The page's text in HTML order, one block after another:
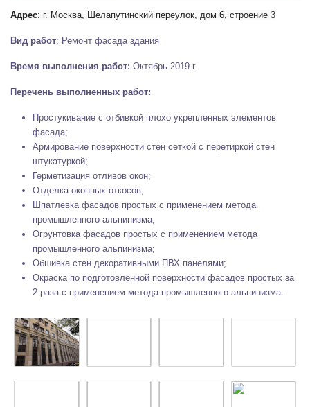
Адрес: г. Москва, Шелапутинский переулок, дом 6, строение 3
Вид работ: Ремонт фасада здания
Время выполнения работ: Октябрь 2019 г.
Перечень выполненных работ:
Простукивание с отбивкой плохо укрепленных элементов
фасада;
Армирование поверхности стен сеткой с перетиркой стен
штукатуркой;
Герметизация отливов окон;
Отделка оконных откосов;
Шпатлевка фасадов простых с применением метода
промышленного альпинизма;
Огрунтовка фасадов простых с применением метода
промышленного альпинизма;
Обшивка стен декоративными ПВХ панелями;
Окраска по подготовленной поверхности фасадов простых за
2 раза с применением метода промышленного альпинизма.